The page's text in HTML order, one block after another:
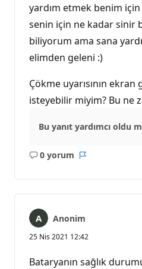
yardım etmek benim
senin için ne kadar sinir
biliyorum ama sana
elimden geleni :)
Çökme uyarısının
isteyebilir miyim? Bu ne
Bu yanıt yardımcı oldu
0 yorum
Açıklama
Anonim
25 Nis 2021 12:42
Bataryanın sağlık